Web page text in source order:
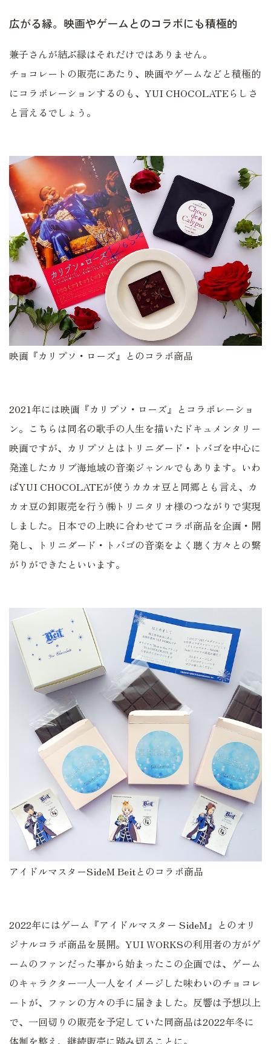
広がる縁。映画やゲームとのコラボにも積極的
兼子さんが結ぶ縁はそれだけではありません。
チョコレートの販売にあたり、映画やゲームなどと積極的
にコラボレーションするのも、YUI CHOCOLATEらしさ
と言えるでしょう。
映画『カリプソ・ローズ』とのコラボ商品
2021年には映画『カリプソ・ローズ』とコラボレーショ
ン。こちらは同名の歌手の人生を描いたドキュメンタリー
映画ですが、カリプソとはトリニダード・トバゴを中心に
発達したカリブ海地域の音楽ジャンルでもあります。いわ
ばYUI CHOCOLATEが使うカカオ豆と同郷とも言え、カ
カオ豆の卸販売を行う㈱トリニタリオ様のつながりで実現
しました。日本での上映に合わせてコラボ商品を企画・開
発し、トリニダード・トバゴの音楽をよく聴く方々との繋
がりができたといいます。
アイドルマスターSideM Beitとのコラボ商品
2022年にはゲーム『アイドルマスター SideM』とのオリ
ジナルコラボ商品を展開。YUI WORKSの利用者の方がゲ
ームのファンだった事から始まったこの企画では、ゲーム
のキャラクター一人一人をイメージした味わいのチョコレ
ートが、ファンの方々の手に届きました。反響は予想以上
で、一回切りの販売を予定していた同商品は2022年冬に